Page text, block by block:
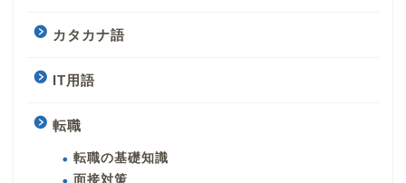
カタカナ語
IT用語
転職
転職の基礎知識
面接対策